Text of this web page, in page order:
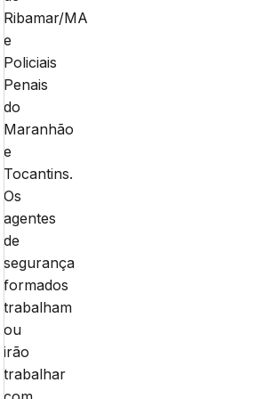
Ribamar/MA
e
Policiais
Penais
do
Maranhão
e
Tocantins.
Os
agentes
de
segurança
formados
trabalham
ou
irão
trabalhar